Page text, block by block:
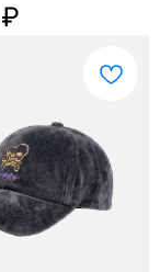
₽